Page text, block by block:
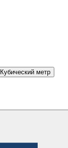
Кубический метр